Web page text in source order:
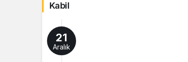
Kabil
21
Aralık